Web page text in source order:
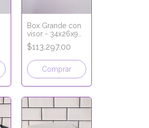
Box Grande con
visor - 34x26x9
cm - tapa y base
- LÍNEA PREMIUM
$113.297,00
Comprar